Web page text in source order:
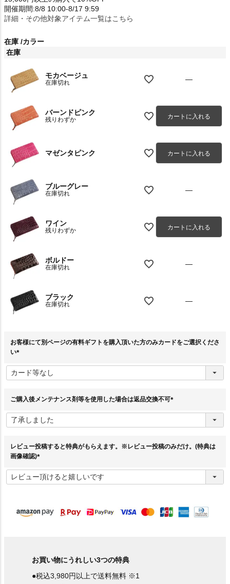
開催期間:8/8 10:00-8/17 9:59
詳細・その他対象アイテム一覧はこちら
在庫 カラー
在庫
モカベージュ
在庫切れ —
バーンドピンク
残りわずか カートに入れる
マゼンタピンク カートに入れる
ブルーグレー
在庫切れ —
ワイン
残りわずか カートに入れる
ボルドー
在庫切れ —
ブラック
在庫切れ —
お客様にて別ページの有料ギフトを購入頂いた方のみカードをご選択くださ
い
必
須
ご購入後メンテナンス剤等を使用した場合は返品交換不可
須
レビュー投稿すると特典がもらえます。※レビュー投稿のみだけ。(特典は
画像確認)
必
須
お買い物にうれしい3つの特典
●税込3,980円以上で送料無料 ※1